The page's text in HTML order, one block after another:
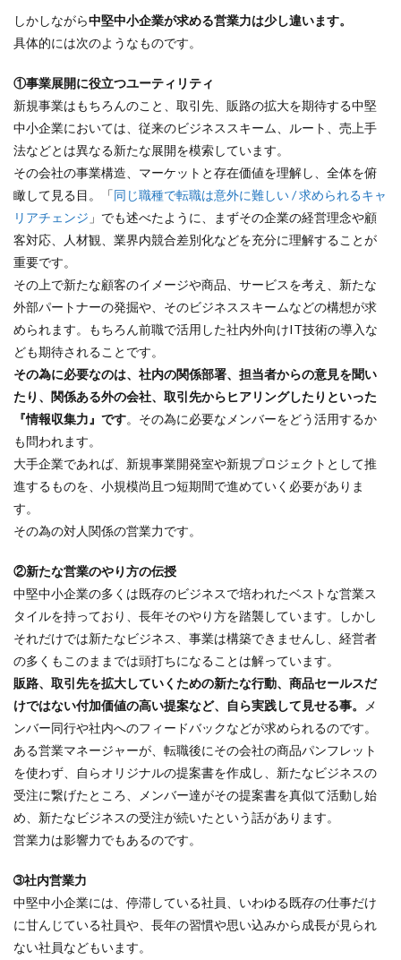
しかしながら中堅中小企業が求める営業力は少し違います。
具体的には次のようなものです。
①事業展開に役立つユーティリティ
新規事業はもちろんのこと、取引先、販路の拡大を期待する中堅
中小企業においては、従来のビジネススキーム、ルート、売上手
法などとは異なる新たな展開を模索しています。
その会社の事業構造、マーケットと存在価値を理解し、全体を俯
瞰して見る目。「同じ職種で転職は意外に難しい / 求められるキャ
リアチェンジ 」でも述べたように、まずその企業の経営理念や顧
客対応、人材観、業界内競合差別化などを充分に理解することが
重要です。
その上で新たな顧客のイメージや商品、サービスを考え、新たな
外部パートナーの発掘や、そのビジネススキームなどの構想が求
められます。もちろん前職で活用した社内外向けIT技術の導入な
ども期待されることです。
その為に必要なのは、社内の関係部署、担当者からの意見を聞い
たり、関係ある外の会社、取引先からヒアリングしたりといった
『情報収集力』です。その為に必要なメンバーをどう活用するか
も問われます。
大手企業であれば、新規事業開発室や新規プロジェクトとして推
進するものを、小規模尚且つ短期間で進めていく必要がありま
す。
その為の対人関係の営業力です。
②新たな営業のやり方の伝授
中堅中小企業の多くは既存のビジネスで培われたベストな営業ス
タイルを持っており、長年そのやり方を踏襲しています。しかし
それだけでは新たなビジネス、事業は構築できませんし、経営者
の多くもこのままでは頭打ちになることは解っています。
販路、取引先を拡大していくための新たな行動、商品セールスだ
けではない付加価値の高い提案など、自ら実践して見せる事。
メ
ンバー同行や社内へのフィードバックなどが求められるのです。
ある営業マネージャーが、転職後にその会社の商品パンフレット
を使わず、自らオリジナルの提案書を作成し、新たなビジネスの
受注に繋げたところ、メンバー達がその提案書を真似て活動し始
め、新たなビジネスの受注が続いたという話があります。
営業力は影響力でもあるのです。
➂社内営業力
中堅中小企業には、停滞している社員、いわゆる既存の仕事だけ
に甘んじている社員や、長年の習慣や思い込みから成長が見られ
ない社員などもいます。